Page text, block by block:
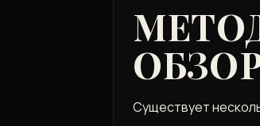
Существует